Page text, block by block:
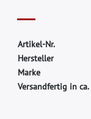
Artikel-Nr.
Hersteller
Marke
Versandfertig in ca.